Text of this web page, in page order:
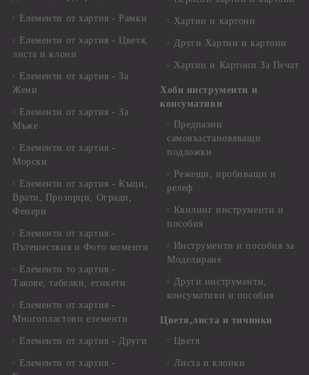
Елементи от хартия - Рамки
Елементи от хартия - Цветя,
листа и клони
Елементи от хартия - За
Жени
Елементи от хартия - За
Мъже
Елементи от хартия -
Морски
Елементи от хартия - Къщи,
Врати, Прозорци, Огради,
Фенери
Елементи от хартия -
Пътешествия и Фото моменти
Елементи то хартия -
Такове, табелки, етикети
Елементи от хартия -
Многопластови елементи
Елементи от хартия - Други
Елементи от хартия -
Хартии и картони
Други Хартии и картони
Хартии и Картони За Печат
Хоби инструменти и
консумативи
Предпазни
самовъзстановяващи
подложки
Режещи, пробиващи и
релеф
Квилинг инструменти и
пособия
Инструменти и пособия за
Моделиране
Други инструменти,
консумативи и пособия
Цветя,листа и тичинки
Цветя
Листа и клонки